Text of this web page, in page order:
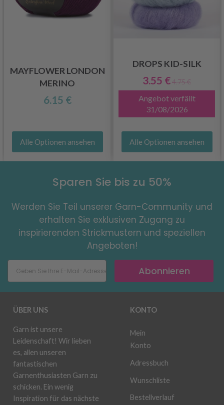
MAYFLOWER LONDON
MERINO
6.15 €
Alle Optionen ansehen
DROPS KID-SILK
3.55 €4.75 €
Angebot verfällt
31/08/2026
Alle Optionen ansehen
Sparen Sie bis zu 50%
Werden Sie Teil unserer Garn-Community und
erhalten Sie exklusiven Zugang zu
inspirierenden Strickmustern und speziellen
Angeboten!
Abonnieren
ÜBER UNS
Garn ist unsere
Leidenschaft! Wir lieben
es, allen unseren
fantastischen
Garnenthusiasten Garn zu
schicken. Ein wenig
Inspiration für das nächste
KONTO
Mein
Konto
Adressbuch
Wunschliste
Bestellverlauf